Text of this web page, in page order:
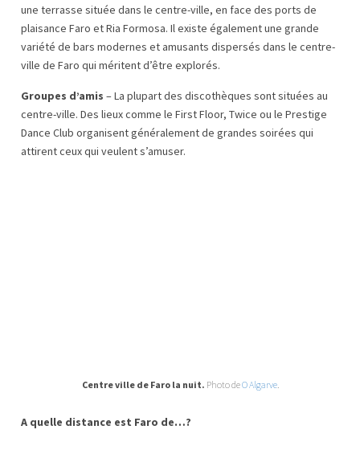
une terrasse située dans le centre-ville, en face des ports de
plaisance Faro et Ria Formosa. Il existe également une grande
variété de bars modernes et amusants dispersés dans le centre-
ville de Faro qui méritent d’être explorés.
Groupes d’amis – La plupart des discothèques sont situées au
centre-ville. Des lieux comme le First Floor, Twice ou le Prestige
Dance Club organisent généralement de grandes soirées qui
attirent ceux qui veulent s’amuser.
Centre ville de Faro la nuit. Photo deO Algarve.
A quelle distance est Faro de…?